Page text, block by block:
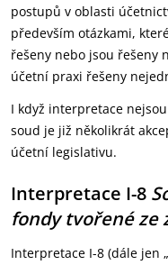
postupů v oblasti
především otázkami,
řešeny nebo jsou řešeny
účetní praxi řešeny
I když interpretace
soud je již několikrát
účetní legislativu.
Interpretace I-8
fondy tvořené ze
Interpretace I-8 (dále jen